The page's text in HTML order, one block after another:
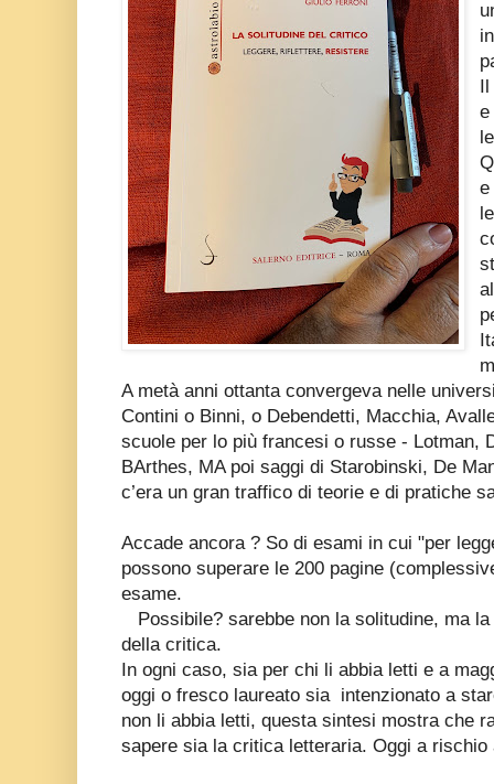
Il
e
e
A metà anni ottanta convergeva nelle
Contini o Binni, o Debendetti, Macchia,
scuole per lo più francesi o russe - Lotman,
BArthes, MA poi saggi di Starobinski, De
c’era un gran traffico di teorie e di pratiche
Accade ancora ? So di esami in cui "per
possono superare le 200 pagine
esame.
Possibile? sarebbe non la solitudine, ma
della critica.
In ogni caso, sia per chi li abbia letti e a
oggi o fresco laureato sia intenzionato a
non li abbia letti, questa sintesi mostra che
sapere sia la critica letteraria. Oggi a rischio